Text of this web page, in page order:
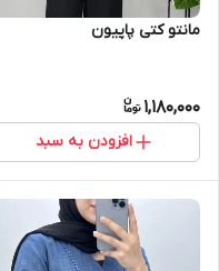
مانتو کتی پاپیون
1,180,000
افزودن به سبد